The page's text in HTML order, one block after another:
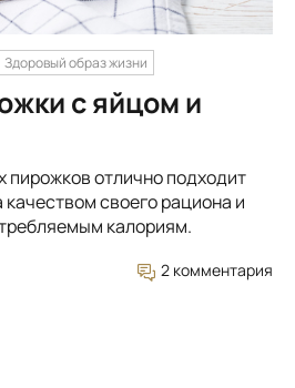
Здоровый образ жизни
с яйцом и
пирожков отлично подходит
качеством своего рациона и
калориям.
2 комментария